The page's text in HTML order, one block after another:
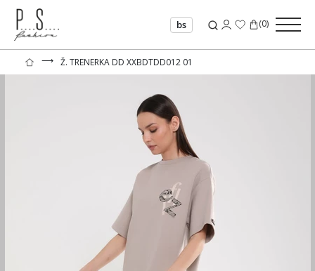
bs (0)
⟶ Ž. TRENERKA DD XXBDTDD012 01